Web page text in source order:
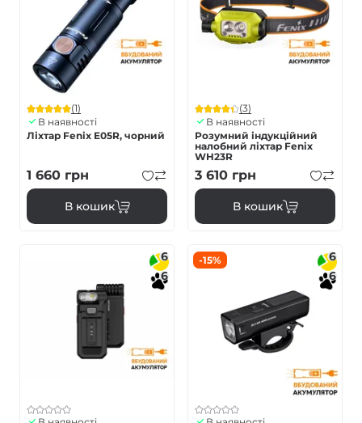
(1)
В наявності
Ліхтар Fenix E05R, чорний
1 660 грн
В кошик
(3)
В наявності
Розумний індукційний
налобний ліхтар Fenix
WH23R
3 610 грн
В кошик
6
6
-15%
6
6